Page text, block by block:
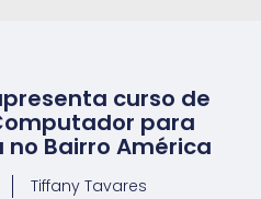
curso de
para
Bairro América
Tiffany Tavares